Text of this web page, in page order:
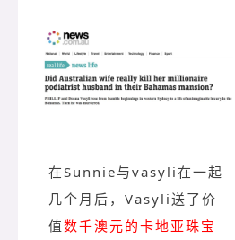
在Sunnie与vasyli在一起
几个月后，Vasyli送了价
值数千澳元的卡地亚珠宝